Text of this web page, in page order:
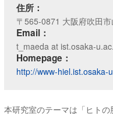
住所：
〒565-0871 大阪府吹田
Email：
t_maeda at ist.osaka-
Homepage：
http://www-hiel.ist.osaka-
本研究室のテーマは「ヒト